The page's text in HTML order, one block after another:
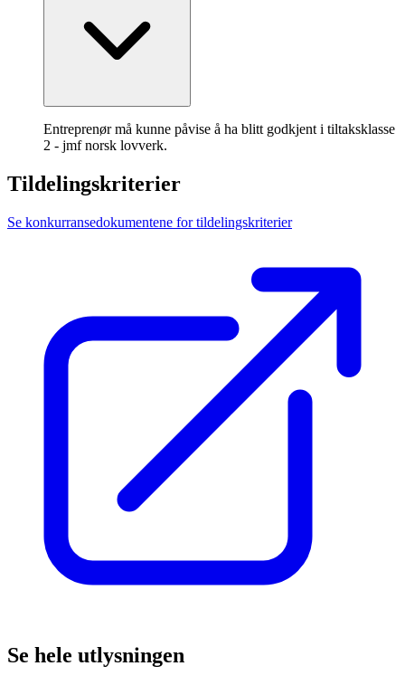
Entreprenør må kunne påvise å ha blitt godkjent i tiltaksklasse
2 - jmf norsk lovverk.
Tildelingskriterier
Se konkurransedokumentene for tildelingskriterier
Se hele utlysningen